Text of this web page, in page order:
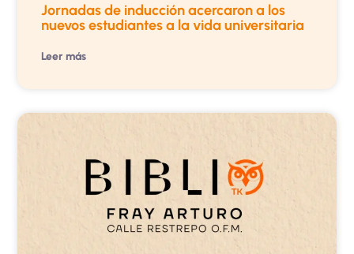
Jornadas de inducción acercaron a los
nuevos estudiantes a la vida universitaria
Leer más